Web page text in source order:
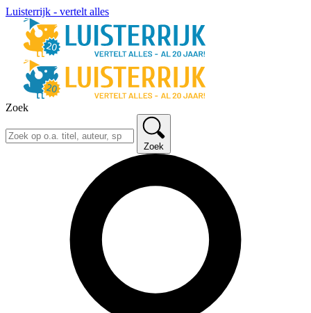
Luisterrijk - vertelt alles
Zoek
Zoek